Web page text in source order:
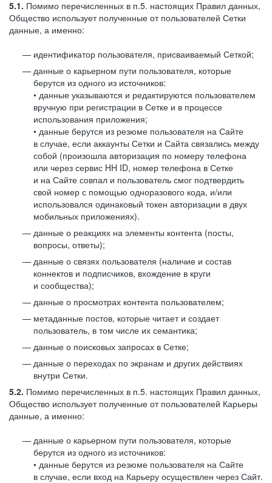
5.1. Помимо перечисленных в п.5. настоящих Правил данных,
Общество использует полученные от пользователей Сетки
данные, а именно:
идентификатор пользователя, присваиваемый Сеткой;
данные о карьерном пути пользователя, которые
берутся из одного из источников:
• данные указываются и редактируются пользователем
вручную при регистрации в Сетке и в процессе
использования приложения;
• данные берутся из резюме пользователя на Сайте
в случае, если аккаунты Сетки и Сайта связались между
собой (произошла авторизация по номеру телефона
или через сервис HH ID, номер телефона в Сетке
и на Сайте совпал и пользователь смог подтвердить
свой номер с помощью одноразового кода, и/или
использовался одинаковый токен авторизации в двух
мобильных приложениях).
данные о реакциях на элементы контента (посты,
вопросы, ответы);
данные о связях пользователя (наличие и состав
коннектов и подписчиков, вхождение в круги
и сообщества);
данные о просмотрах контента пользователем;
метаданные постов, которые читает и создает
пользователь, в том числе их семантика;
данные о поисковых запросах в Сетке;
данные о переходах по экранам и других действиях
внутри Сетки.
5.2. Помимо перечисленных в п.5. настоящих Правил данных,
Общество использует полученные от пользователей Карьеры
данные, а именно:
данные о карьерном пути пользователя, которые
берутся из одного из источников:
• данные берутся из резюме пользователя на Сайте
в случае, если вход на Карьеру осуществлен через Сайт.